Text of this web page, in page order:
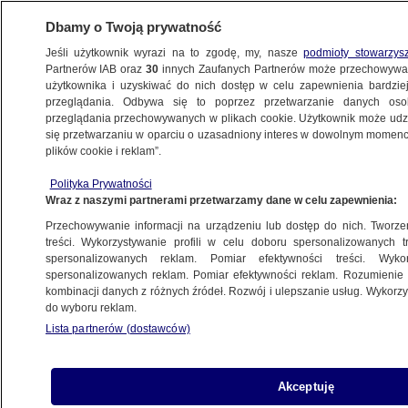
POLSKA
KRS i wręczył nominacje sędziowskie
25.01.2024, 14:25
Udostępnij
Dbamy o Twoją prywatność
Jeśli użytkownik wyrazi na to zgodę, my, naszepodmioty
Partnerów IAB oraz30 innych Zaufanych Partnerów może
użytkownika i uzyskiwać do nich dostęp w celu zapewnienia
przeglądania. Odbywa się to poprzez przetwarzanie danych
przeglądania przechowywanych w plikach cookie. Użytkownik może
się przetwarzaniu w oparciu o uzasadniony interes w dowolnym
plików cookie i reklam”.
Polityka Prywatności
Wraz z naszymi partnerami przetwarzamy dane w celu zapewnienia:
Przechowywanie informacji na urządzeniu lub dostęp do nich.
treści. Wykorzystywanie profili w celu doboru spersonalizowanych
spersonalizowanych reklam. Pomiar efektywności treści.
spersonalizowanych reklam. Pomiar efektywności reklam.
kombinacji danych z różnych źródeł. Rozwój i ulepszanie usług.
do wyboru reklam.
Lista partnerów (dostawców)
Akceptuję